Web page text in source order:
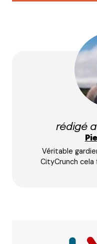
Tu peux aussi faire la
d’autres communes
Il y a plein
de la SPA de Lyon
profit des animaux !
Un lieu sympa et
familles avec enfants…
Renseignements :
Répondre
rédigé
Véritable
CityCrunch cela